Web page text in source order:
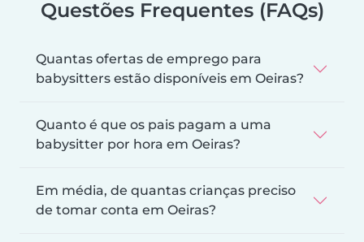
Questões Frequentes (FAQs)
Quantas ofertas de emprego para
babysitters estão disponíveis em Oeiras?
Quanto é que os pais pagam a uma
babysitter por hora em Oeiras?
Em média, de quantas crianças preciso
de tomar conta em Oeiras?